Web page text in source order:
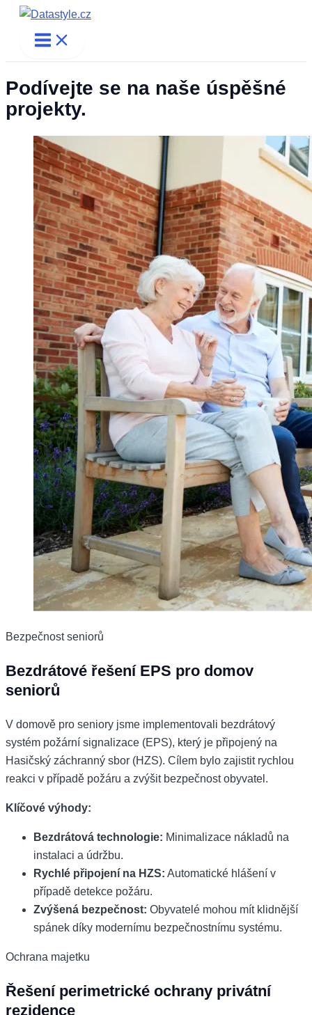
Přeskočit
obsah
Main
Menu
Podívejte se na naše úspěšné
projekty.
Bezpečnost seniorů
Bezdrátové řešení EPS pro domov
seniorů
V domově pro seniory jsme implementovali bezdrátový
systém požární signalizace (EPS), který je připojený na
Hasičský záchranný sbor (HZS). Cílem bylo zajistit rychlou
reakci v případě požáru a zvýšit bezpečnost obyvatel.
Klíčové výhody:
Bezdrátová technologie: Minimalizace nákladů na
instalaci a údržbu.
Rychlé připojení na HZS: Automatické hlášení v
případě detekce požáru.
Zvýšená bezpečnost: Obyvatelé mohou mít klidnější
spánek díky modernímu bezpečnostnímu systému.
Ochrana majetku
Řešení perimetrické ochrany privátní
rezidence